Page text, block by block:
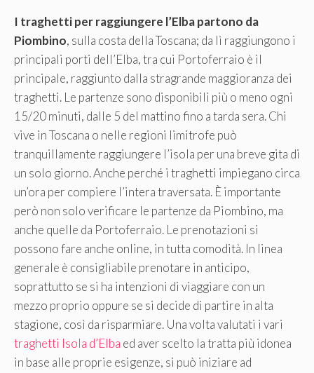
I traghetti per raggiungere l’Elba partono da
Piombino, sulla costa della Toscana; da lì raggiungono i
principali porti dell’Elba, tra cui Portoferraio è il
principale, raggiunto dalla stragrande maggioranza dei
traghetti. Le partenze sono disponibili più o meno ogni
15/20 minuti, dalle 5 del mattino fino a tarda sera. Chi
vive in Toscana o nelle regioni limitrofe può
tranquillamente raggiungere l’isola per una breve gita di
un solo giorno. Anche perché i traghetti impiegano circa
un’ora per compiere l’intera traversata. È importante
però non solo verificare le partenze da Piombino, ma
anche quelle da Portoferraio. Le prenotazioni si
possono fare anche online, in tutta comodità. In linea
generale è consigliabile prenotare in anticipo,
soprattutto se si ha intenzioni di viaggiare con un
mezzo proprio oppure se si decide di partire in alta
stagione, così da risparmiare. Una volta valutati i vari
traghetti Isola d’Elba ed aver scelto la tratta più idonea
in base alle proprie esigenze, si può iniziare ad